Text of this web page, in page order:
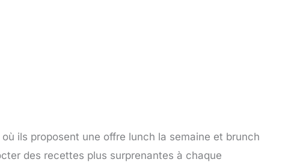
ils proposent une offre lunch la semaine et brunch
des recettes plus surprenantes à chaque